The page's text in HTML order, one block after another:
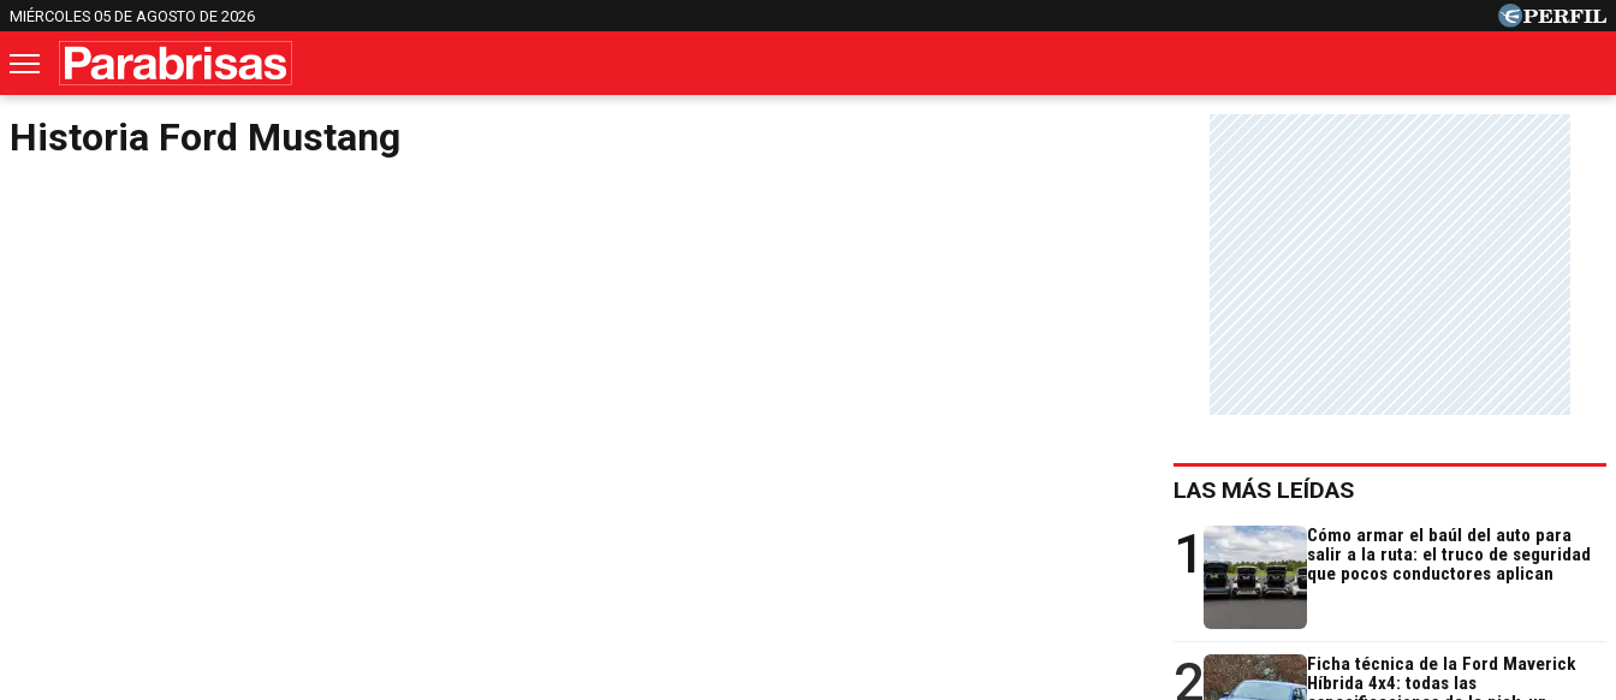
MIÉRCOLES 05 DE AGOSTO DE 2026
Historia Ford Mustang
LAS MÁS LEÍDAS
1
Cómo armar el baúl del auto para
salir a la ruta: el truco de seguridad
que pocos conductores aplican
2
Ficha técnica de la Ford Maverick
Híbrida 4x4: todas las